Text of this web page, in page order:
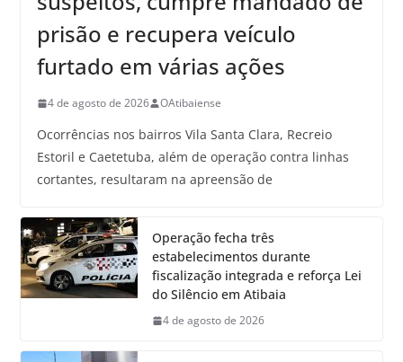
prisão e recupera veículo
furtado em várias ações
4 de agosto de 2026 OAtibaiense
Ocorrências nos bairros Vila Santa Clara, Recreio
Estoril e Caetetuba, além de operação contra linhas
cortantes, resultaram na apreensão de
Operação fecha três
estabelecimentos durante
fiscalização integrada e reforça Lei
do Silêncio em Atibaia
4 de agosto de 2026